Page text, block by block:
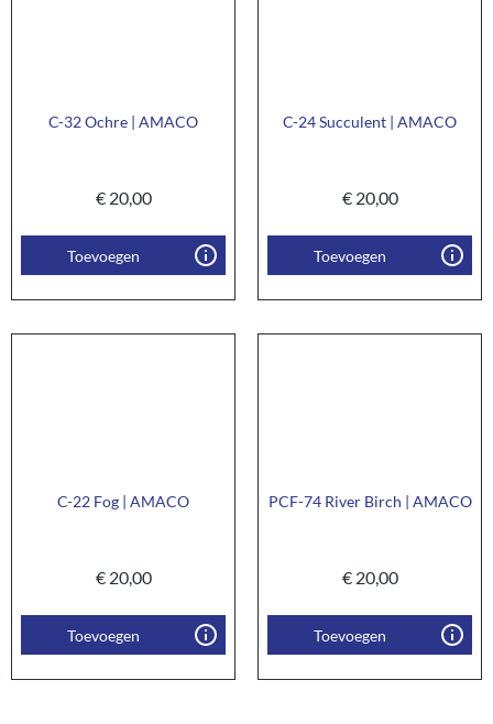
C-32 Ochre | AMACO
€20,00
Toevoegen
C-24 Succulent | AMACO
€20,00
Toevoegen
C-22 Fog | AMACO
€20,00
Toevoegen
PCF-74 River Birch | AMACO
€20,00
Toevoegen